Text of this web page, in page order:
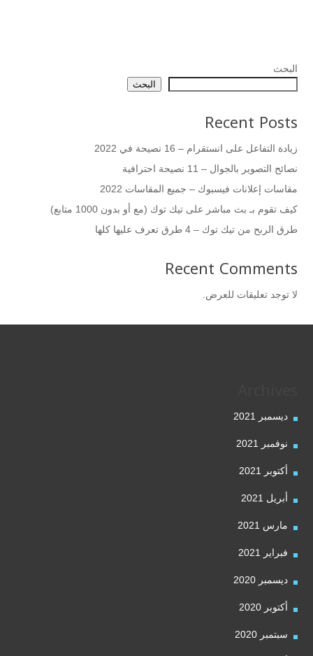
البحث
البحث
Recent Posts
زيادة التفاعل على انستقرام – 16 نصيحة في 2022
نصائح التصوير بالجوال – 11 نصيحة احترافية
مقاسات إعلانات فيسبوك – جميع المقاسات 2022
كيف تقوم بـ بث مباشر على تيك توك (مع أو بدون 1000 متابع)
طرق الربح من تيك توك – 4 طرق تعرف عليها كلها
Recent Comments
لا توجد تعليقات للعرض.
ديسمبر 2021
نوفمبر 2021
أكتوبر 2021
أبريل 2021
مارس 2021
فبراير 2021
ديسمبر 2020
أكتوبر 2020
سبتمبر 2020